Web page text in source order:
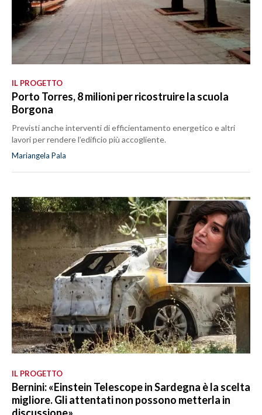
IL PROGETTO
Porto Torres, 8 milioni per ricostruire la scuola
Borgona
Previsti anche interventi di efficientamento energetico e altri
lavori per rendere l’edificio più accogliente.
Mariangela Pala
IL PROGETTO
Bernini: «Einstein Telescope in Sardegna è la scelta
migliore. Gli attentati non possono metterla in